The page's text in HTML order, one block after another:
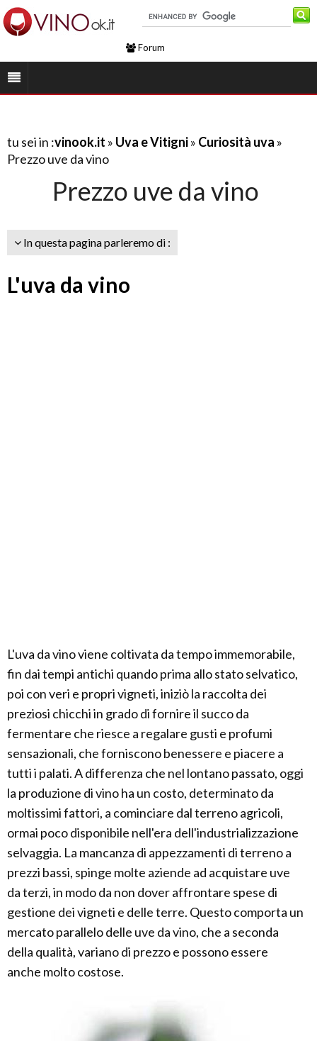
Forum
tu sei in :vinook.it » Uva e Vitigni» Curiosità uva »
Prezzo uve da vino
Prezzo uve da vino
In questa pagina parleremo di :
L'uva da vino
L'uva da vino viene coltivata da tempo immemorabile,
fin dai tempi antichi quando prima allo stato selvatico,
poi con veri e propri vigneti, iniziò la raccolta dei
preziosi chicchi in grado di fornire il succo da
fermentare che riesce a regalare gusti e profumi
sensazionali, che forniscono benessere e piacere a
tutti i palati. A differenza che nel lontano passato, oggi
la produzione di vino ha un costo, determinato da
moltissimi fattori, a cominciare dal terreno agricoli,
ormai poco disponibile nell'era dell'industrializzazione
selvaggia. La mancanza di appezzamenti di terreno a
prezzi bassi, spinge molte aziende ad acquistare uve
da terzi, in modo da non dover affrontare spese di
gestione dei vigneti e delle terre. Questo comporta un
mercato parallelo delle uve da vino, che a seconda
della qualità, variano di prezzo e possono essere
anche molto costose.